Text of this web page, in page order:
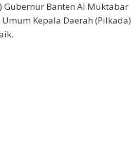
Gubernur Banten Al Muktabar
Kepala Daerah (Pilkada)